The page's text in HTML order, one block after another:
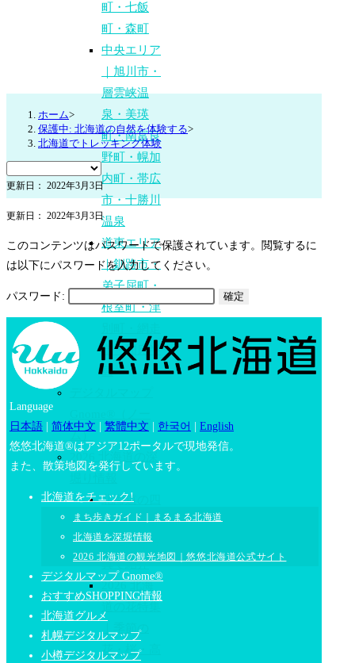
町・七飯
町・森町
中央エリア
｜旭川市・
層雲峡温
泉・美瑛
町・南富良
野町・幌加
内町・帯広
市・十勝川
温泉
道東エリア
｜釧路市・
弟子屈町・
根室町・津
市・知床半
島
ム）
北海道の四
季｜北海道
の季節を写
真で紹介
2026 北海
｜季節の
花・桜・高
ホーム>
保護中: 北海道の自然を体験する>
北海道でトレッキング体験
更新日： 2022年3月3日
更新日： 2022年3月3日
このコンテンツはパスワードで保護されています。閲覧するに
は以下にパスワードを入力してください。
パスワード:
Language
日本語
简体中文 繁體中文 한국어
English
悠悠北海道®はアジア12ポータルで現地発信。
また、散策地図を発行しています。
北海道をチェック!
まち歩きガイド｜まるまる北海道
北海道を深堀情報
2026 北海道の観光地図｜悠悠北海道公式サイト
デジタルマップ Gnome®
おすすめSHOPPING情報
北海道グルメ
札幌デジタルマップ
小樽デジタルマップ